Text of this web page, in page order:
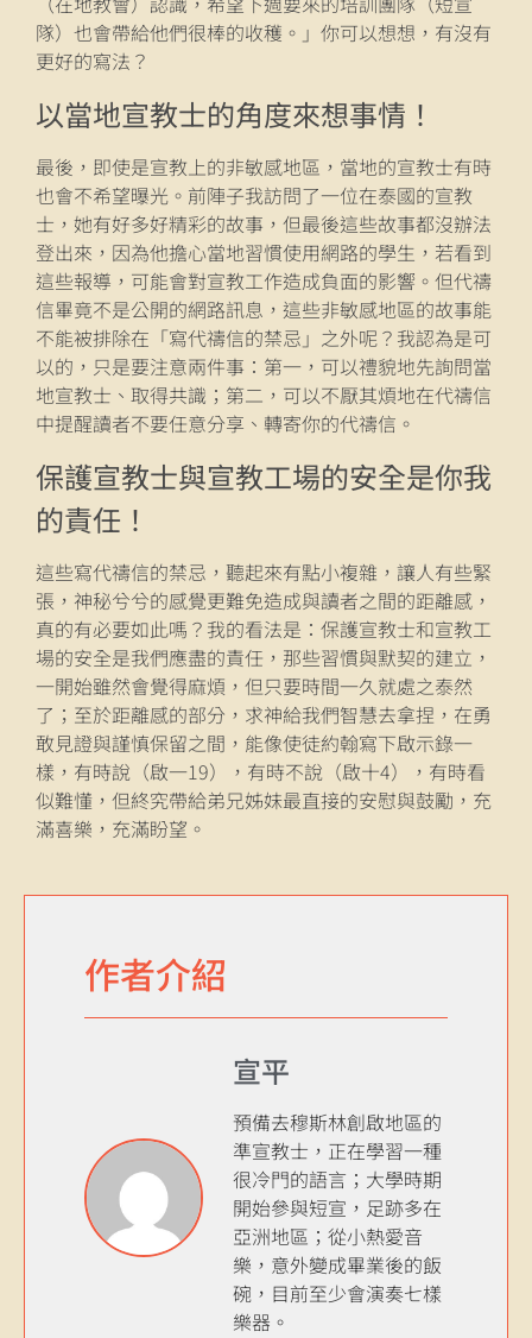
隊）也會帶給他們很棒的收穫。」你可以想想，有沒有
更好的寫法？
以當地宣教士的角度來想事情！
最後，即使是宣教上的非敏感地區，當地的宣教士有時
也會不希望曝光。前陣子我訪問了一位在泰國的宣教
士，她有好多好精彩的故事，但最後這些故事都沒辦法
登出來，因為他擔心當地習慣使用網路的學生，若看到
這些報導，可能會對宣教工作造成負面的影響。但代禱
信畢竟不是公開的網路訊息，這些非敏感地區的故事能
不能被排除在「寫代禱信的禁忌」之外呢？我認為是可
以的，只是要注意兩件事：第一，可以禮貌地先詢問當
地宣教士、取得共識；第二，可以不厭其煩地在代禱信
中提醒讀者不要任意分享、轉寄你的代禱信。
保護宣教士與宣教工場的安全是你我
的責任！
這些寫代禱信的禁忌，聽起來有點小複雜，讓人有些緊
張，神秘兮兮的感覺更難免造成與讀者之間的距離感，
真的有必要如此嗎？我的看法是：保護宣教士和宣教工
場的安全是我們應盡的責任，那些習慣與默契的建立，
一開始雖然會覺得麻煩，但只要時間一久就處之泰然
了；至於距離感的部分，求神給我們智慧去拿捏，在勇
敢見證與謹慎保留之間，能像使徒約翰寫下啟示錄一
樣，有時說（啟一19），有時不說（啟十4），有時看
似難懂，但終究帶給弟兄姊妹最直接的安慰與鼓勵，充
滿喜樂，充滿盼望。
作者介紹
宣平
預備去穆斯林創啟地區的
準宣教士，正在學習一種
很冷門的語言；大學時期
開始參與短宣，足跡多在
亞洲地區；從小熱愛音
樂，意外變成畢業後的飯
碗，目前至少會演奏七樣
樂器。